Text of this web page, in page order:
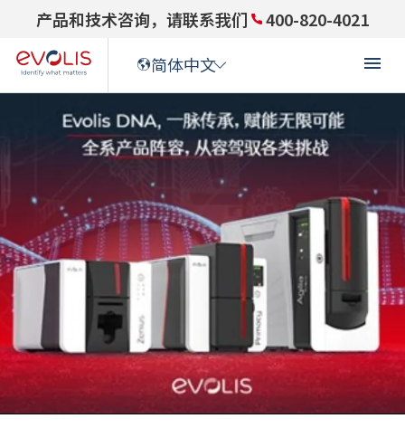
产品和技术咨询，请联系我们
400-820-4021
简体中文
ENGLISH(英语)
ENGLISH (US) 英语(US)
FRANÇAIS(法语)
DEUTSCH 德语)
ITALIANO 意大利语)
ESPAÑOL(西班牙语)